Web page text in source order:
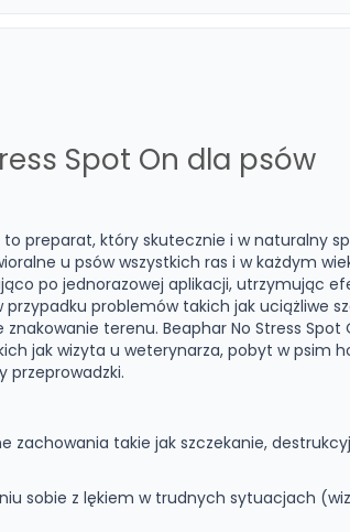
Spot On dla psów
to preparat, który skutecznie i w naturalny
u psów wszystkich ras i w każdym
po jednorazowej aplikacji, utrzymując
problemów takich jak uciążliwe
znakowanie terenu. Beaphar No Stress
jak wizyta u weterynarza, pobyt w psim
przeprowadzki.
zachowania takie jak szczekanie,
sobie z lękiem w trudnych sytuacjach